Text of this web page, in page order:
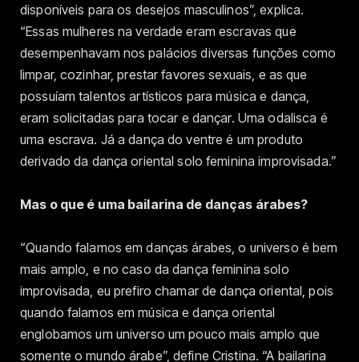
disponíveis para os desejos masculinos”, explica.
“Essas mulheres na verdade eram escravas que
desempenhavam nos palácios diversas funções como
limpar, cozinhar, prestar favores sexuais, e as que
possuíam talentos artísticos para música e dança,
eram solicitadas para tocar e dançar. Uma odalisca é
uma escrava. Já a dança do ventre é um produto
derivado da dança oriental solo feminina improvisada.”
Mas o que é uma bailarina de danças árabes?
“Quando falamos em danças árabes, o universo é bem
mais amplo, e no caso da dança feminina solo
improvisada, eu prefiro chamar de dança oriental, pois
quando falamos em música e dança oriental
englobamos um universo um pouco mais amplo que
somente o mundo árabe”, define Cristina. “A bailarina